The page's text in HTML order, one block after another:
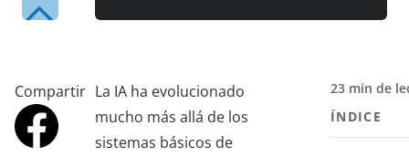
Compartir La IA ha evolucionado
mucho más allá de los
sistemas básicos de
23 min de
ÍNDICE